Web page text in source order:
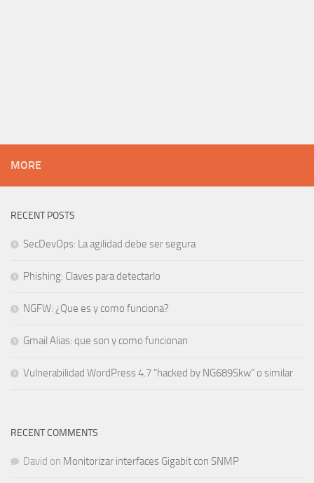
MORE
RECENT POSTS
SecDevOps: La agilidad debe ser segura
Phishing: Claves para detectarlo
NGFW: ¿Que es y como funciona?
Gmail Alias: que son y como funcionan
Vulnerabilidad WordPress 4.7 “hacked by NG689Skw” o similar
RECENT COMMENTS
David on Monitorizar interfaces Gigabit con SNMP